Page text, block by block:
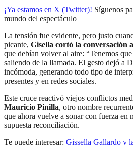
¡Ya estamos en X (Twitter)! Síguenos
mundo del espectáculo
La tensión fue evidente, pero justo
picante, Gisella cortó la conversación
que debían volver al aire: “Tenemos
saliendo de la llamada. El gesto dejó a
incómoda, generando todo tipo de
presentes y en redes sociales.
Este cruce reactivó viejos conflictos
Mauricio Pinilla, otro nombre
que ahora vuelve a sonar con fuerza en
supuesta reconciliación.
Te puede interesar: Gissella Gallardo y